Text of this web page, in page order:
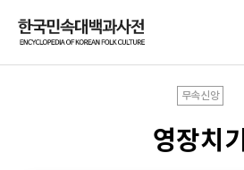
무속신앙
영장치기